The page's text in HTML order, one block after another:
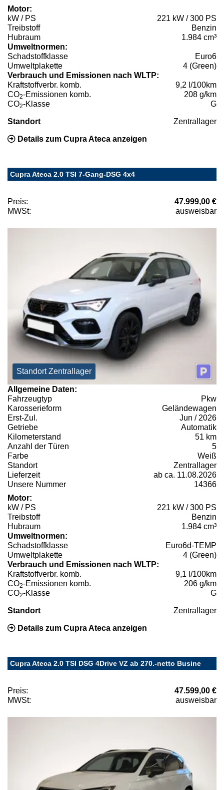
Motor:
kW / PS
221 kW / 300 PS
Treibstoff
Benzin
Hubraum
1.984 cm³
Umweltnormen:
Schadstoffklasse
Euro6
Umweltplakette
4 (Green)
Verbrauch und Emissionen nach WLTP:
Kraftstoffverbr. komb.
9,2 l/100km
CO2-Emissionen komb.
208 g/km
CO2-Klasse G
Standort Zentrallager
Details zum Cupra Ateca anzeigen
Cupra Ateca 2.0 TSI 7-Gang-DSG 4x4
Preis:
47.999,00 €
MWSt:
ausweisbar
Standort Zentrallager
Allgemeine Daten:
Fahrzeugtyp
Pkw
Karosserieform
Geländewagen
Erst-Zul.
Jun / 2026
Getriebe
Automatik
Kilometerstand
51 km
Anzahl der Türen
5
Farbe
Weiß
Standort
Zentrallager
Lieferzeit
ab ca. 11.08.2026
Unsere Nummer
14366
Motor:
kW / PS
221 kW / 300 PS
Treibstoff
Benzin
Hubraum
1.984 cm³
Umweltnormen:
Schadstoffklasse
Euro6d-TEMP
Umweltplakette
4 (Green)
Verbrauch und Emissionen nach WLTP:
Kraftstoffverbr. komb.
9,1 l/100km
CO2-Emissionen komb.
206 g/km
CO2-Klasse G
Standort Zentrallager
Details zum Cupra Ateca anzeigen
Cupra Ateca 2.0 TSI DSG 4Drive VZ ab 270.-netto Busine
Preis:
47.599,00 €
MWSt:
ausweisbar